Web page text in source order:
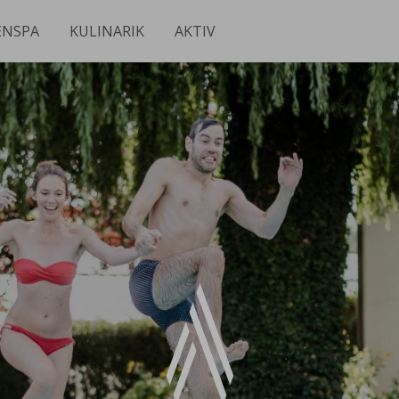
KULINARIK AKTIV